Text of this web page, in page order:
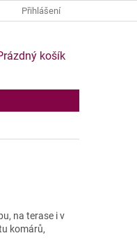
Přihlášení
košík
na terase i v
komárů,